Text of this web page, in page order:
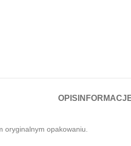
OPIS
oryginalnym opakowaniu.